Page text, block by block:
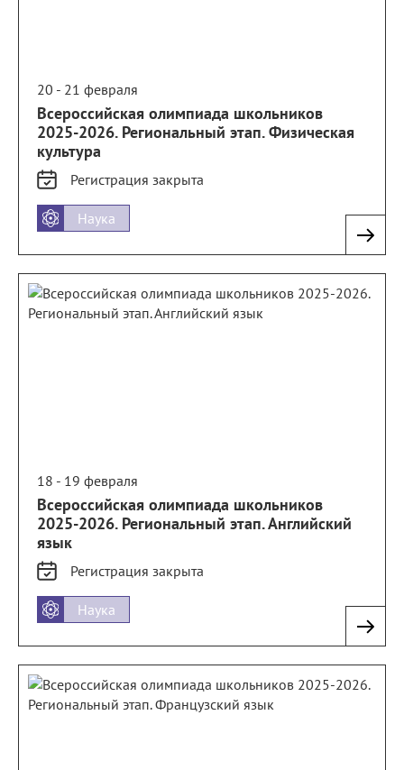
20 - 21 февраля
Всероссийская олимпиада школьников
2025-2026. Региональный этап. Физическая
культура
Регистрация закрыта
Наука
18 - 19 февраля
Всероссийская олимпиада школьников
2025-2026. Региональный этап. Английский
язык
Регистрация закрыта
Наука